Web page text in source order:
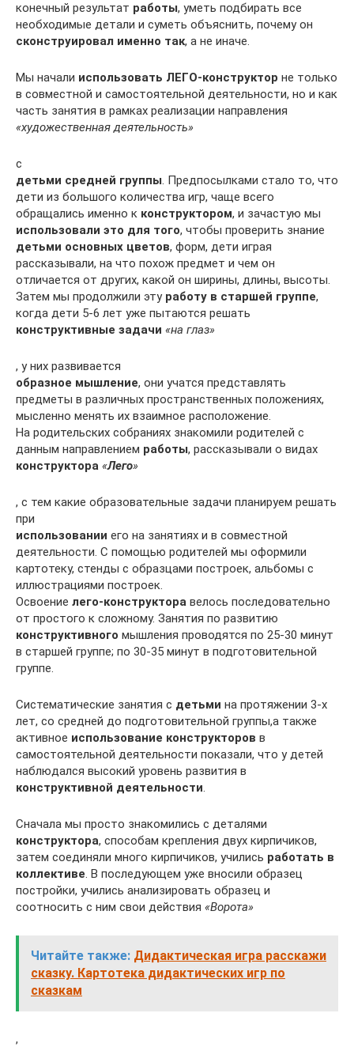
конечный результат работы, уметь подбирать все
необходимые детали и суметь объяснить, почему он
сконструировал именно так, а не иначе.
Мы начали использовать ЛЕГО-конструктор не только
в совместной и самостоятельной деятельности, но и как
часть занятия в рамках реализации направления
«художественная деятельность»
с
детьми средней группы. Предпосылками стало то, что
дети из большого количества игр, чаще всего
обращались именно к конструктором, и зачастую мы
использовали это для того, чтобы проверить знание
детьми основных цветов, форм, дети играя
рассказывали, на что похож предмет и чем он
отличается от других, какой он ширины, длины, высоты.
Затем мы продолжили эту работу в старшей группе,
когда дети 5-6 лет уже пытаются решать
конструктивные задачи «на глаз»
, у них развивается
образное мышление, они учатся представлять
предметы в различных пространственных положениях,
мысленно менять их взаимное расположение.
На родительских собраниях знакомили родителей с
данным направлением работы, рассказывали о видах
конструктора «Лего»
, с тем какие образовательные задачи планируем решать
при
использовании его на занятиях и в совместной
деятельности. С помощью родителей мы оформили
картотеку, стенды с образцами построек, альбомы с
иллюстрациями построек.
Освоение лего-конструктора велось последовательно
от простого к сложному. Занятия по развитию
конструктивного мышления проводятся по 25-30 минут
в старшей группе; по 30-35 минут в подготовительной
группе.
Систематические занятия с детьми на протяжении 3-х
лет, со средней до подготовительной группы,а также
активное использование конструкторов в
самостоятельной деятельности показали, что у детей
наблюдался высокий уровень развития в
конструктивной деятельности.
Сначала мы просто знакомились с деталями
конструктора, способам крепления двух кирпичиков,
затем соединяли много кирпичиков, учились работать в
коллективе. В последующем уже вносили образец
постройки, учились анализировать образец и
соотносить с ним свои действия «Ворота»
Читайте также: Дидактическая игра расскажи
сказку. Картотека дидактических игр по
сказкам
,